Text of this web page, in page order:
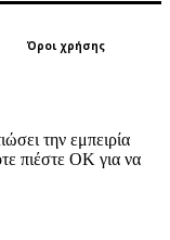
Όροι χρήσης
την εμπειρία
πιέστε ΟΚ για να